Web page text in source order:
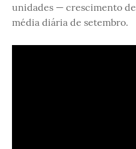
unidades — crescimento de
média diária de setembro.